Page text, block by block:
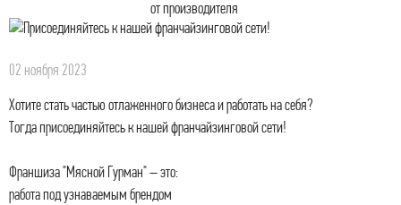
02 ноября 2023
Хотите стать частью отлаженного бизнеса и работать на себя?
Тогда присоединяйтесь к нашей франчайзинговой сети!
Франшиза "Мясной Гурман" – это:
работа под узнаваемым брендом